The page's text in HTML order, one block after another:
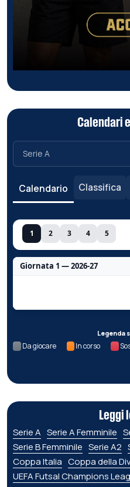
Calendari
Calendario Classifica
1 2 3 4 5
Giornata 1 — 2026-27
Legenda
Da giocare In corso
Leggi
Serie A Serie A Femminile
Serie B Femminile Serie A2
Coppa Italia Coppa della
UEFA Futsal Champions